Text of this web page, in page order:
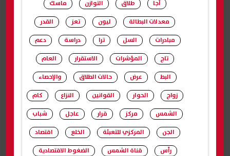
أجا
طلاق التوازن
ماسك
معدلات البطالة
ليون تعز
القدر
مبادرات
السل ترا دراسة
دعم
تاج
المؤشرات الاستقرار
العام
البط
عرض حالات الطلاق
والإحصاء
زواج
الحوار القوانين النزاع
كام
الشمس
مركز قرار عاجل
شباب
الجن
المركزي للتعبئة الخلع
اقتصاد
رأس
قناة الشمس
الضغوط الاقتصادية